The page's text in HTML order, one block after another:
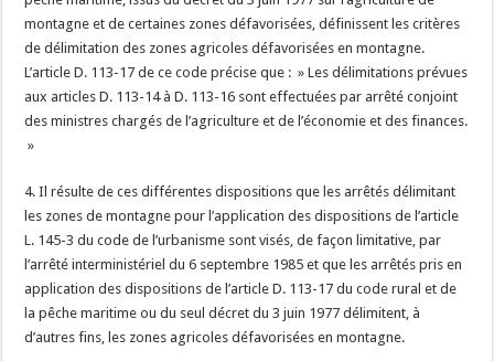
montagne et de certaines zones défavorisées, définissent les critères
de délimitation des zones agricoles défavorisées en montagne.
L’article D. 113-17 de ce code précise que : » Les délimitations prévues
aux articles D. 113-14 à D. 113-16 sont effectuées par arrêté conjoint
des ministres chargés de l’agriculture et de l’économie et des finances.
»
4. Il résulte de ces différentes dispositions que les arrêtés délimitant
les zones de montagne pour l’application des dispositions de l’article
L. 145-3 du code de l’urbanisme sont visés, de façon limitative, par
l’arrêté interministériel du 6 septembre 1985 et que les arrêtés pris en
application des dispositions de l’article D. 113-17 du code rural et de
la pêche maritime ou du seul décret du 3 juin 1977 délimitent, à
d’autres fins, les zones agricoles défavorisées en montagne.